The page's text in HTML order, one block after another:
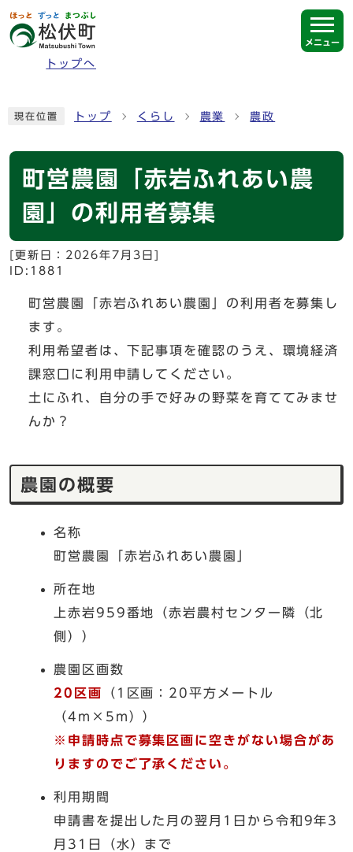
ページの先頭です
トップへ
メニュー
現在位置 トップ くらし 農業 農政
町営農園「赤岩ふれあい農
園」の利用者募集
[更新日： 2026年7月3日
ID:1881
町営農園「赤岩ふれあい農園」の利用者を募集し
ます。
利用希望者は、下記事項を確認のうえ、環境経済
課窓口に利用申請してください。
土にふれ、自分の手で好みの野菜を育ててみませ
んか？
農園の概要
名称
町営農園「赤岩ふれあい農園」
所在地
上赤岩959番地（赤岩農村センター隣（北
側））
農園区画数
20区画
（1区画：20平方メートル
（4m×5m））
※申請時点で募集区画に空きがない場合があ
りますのでご了承ください。
利用期間
申請書を提出した月の翌月1日から令和9年3
月31日（水）まで